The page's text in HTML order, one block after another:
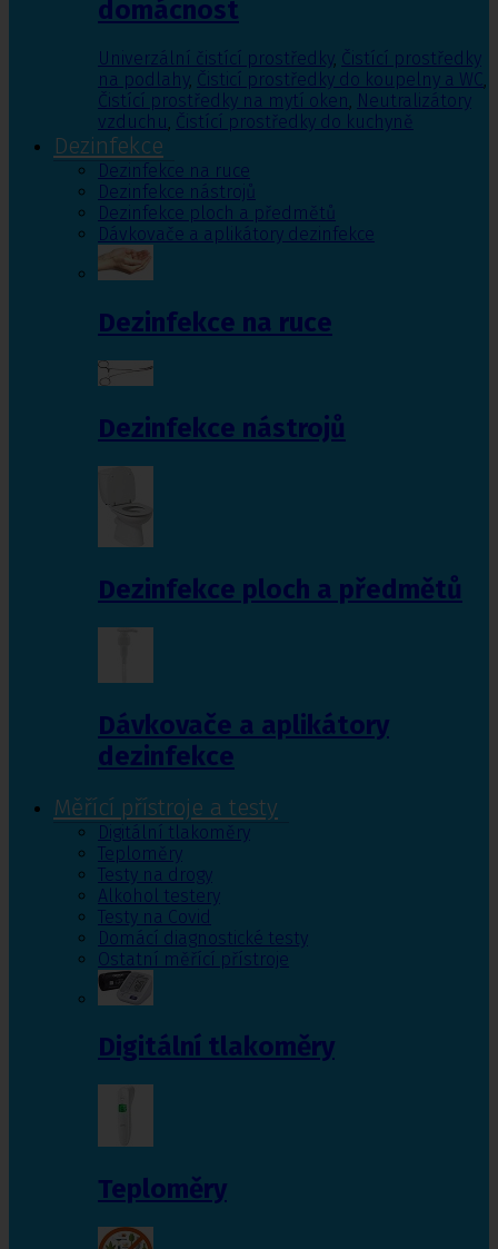
domácnost
Univerzální čistící prostředky, Čistící prostředky
na podlahy, Čisticí prostředky do koupelny a WC,
Čistící prostředky na mytí oken, Neutralizátory
vzduchu, Čistící prostředky do kuchyně
Dezinfekce
Dezinfekce na ruce
Dezinfekce nástrojů
Dezinfekce ploch a předmětů
Dávkovače a aplikátory dezinfekce
Dezinfekce na ruce
Dezinfekce nástrojů
Dezinfekce ploch a předmětů
Dávkovače a aplikátory
dezinfekce
Měřící přístroje a testy
Digitální tlakoměry
Teploměry
Testy na drogy
Alkohol testery
Testy na Covid
Domácí diagnostické testy
Ostatní měřící přístroje
Digitální tlakoměry
Teploměry